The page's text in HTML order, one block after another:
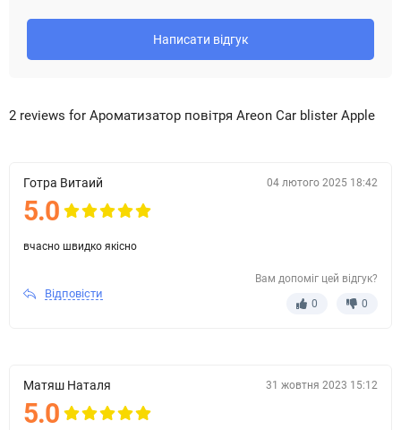
Написати відгук
2 reviews for Ароматизатор повітря Areon Car blister Apple
Готра Витаий 04 лютого 2025 18:42
5.0
вчасно швидко якісно
Відповісти
Вам допоміг цей відгук?
0
0
Матяш Наталя 31 жовтня 2023 15:12
5.0